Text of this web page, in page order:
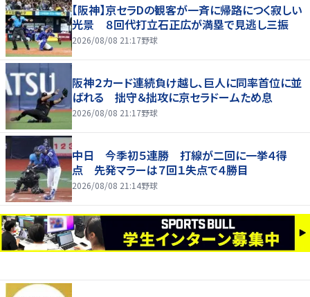
【阪神】京セラDの観客が一斉に帰路につく寂しい
光景 ８回代打立石正広が満塁で見逃し三振
2026/08/08 21:17野球
阪神２カード連続負け越し、巨人に同率首位に並
ばれる 拙守＆拙攻に京セラドームため息
2026/08/08 21:17野球
中日 今季初５連勝 打線が二回に一挙４得
点 先発マラーは７回１失点で４勝目
2026/08/08 21:14野球